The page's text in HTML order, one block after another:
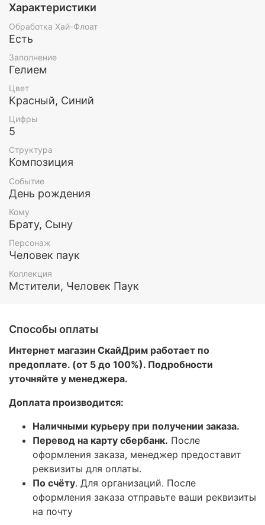
Характеристики
Обработка Хай-Флоат
Есть
Заполнение
Гелием
Цвет
Красный, Синий
Цифры
5
Структура
Композиция
Событие
День рождения
Кому
Брату, Сыну
Персонаж
Человек паук
Коллекция
Мстители, Человек Паук
Способы оплаты
Интернет магазин СкайДрим работает по
предоплате. (от 5 до 100%). Подробности
уточняйте у менеджера.
Доплата производится:
Наличными курьеру при получении заказа.
Перевод на карту сбербанк. После
оформления заказа, менеджер предоставит
реквизиты для оплаты.
По счёту. Для организаций. После
оформления заказа отправьте ваши реквизиты
на почту